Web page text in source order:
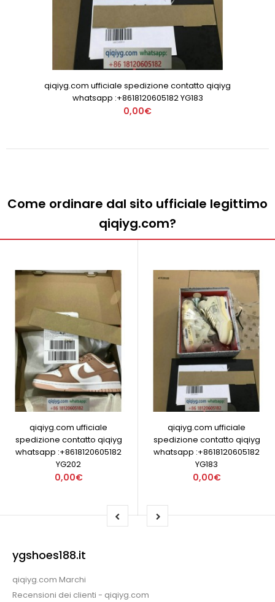
qiqiyg.com ufficiale spedizione contatto qiqiyg
whatsapp :+8618120605182 YG183
0,00€
Come ordinare dal sito ufficiale legittimo
qiqiyg.com?
qiqiyg.com ufficiale
spedizione contatto qiqiyg
whatsapp :+8618120605182
YG202
0,00€
qiqiyg.com ufficiale
spedizione contatto qiqiyg
whatsapp :+8618120605182
YG183
0,00€
ygshoes188.it
qiqiyg.com Marchi
Recensioni dei clienti - qiqiyg.com